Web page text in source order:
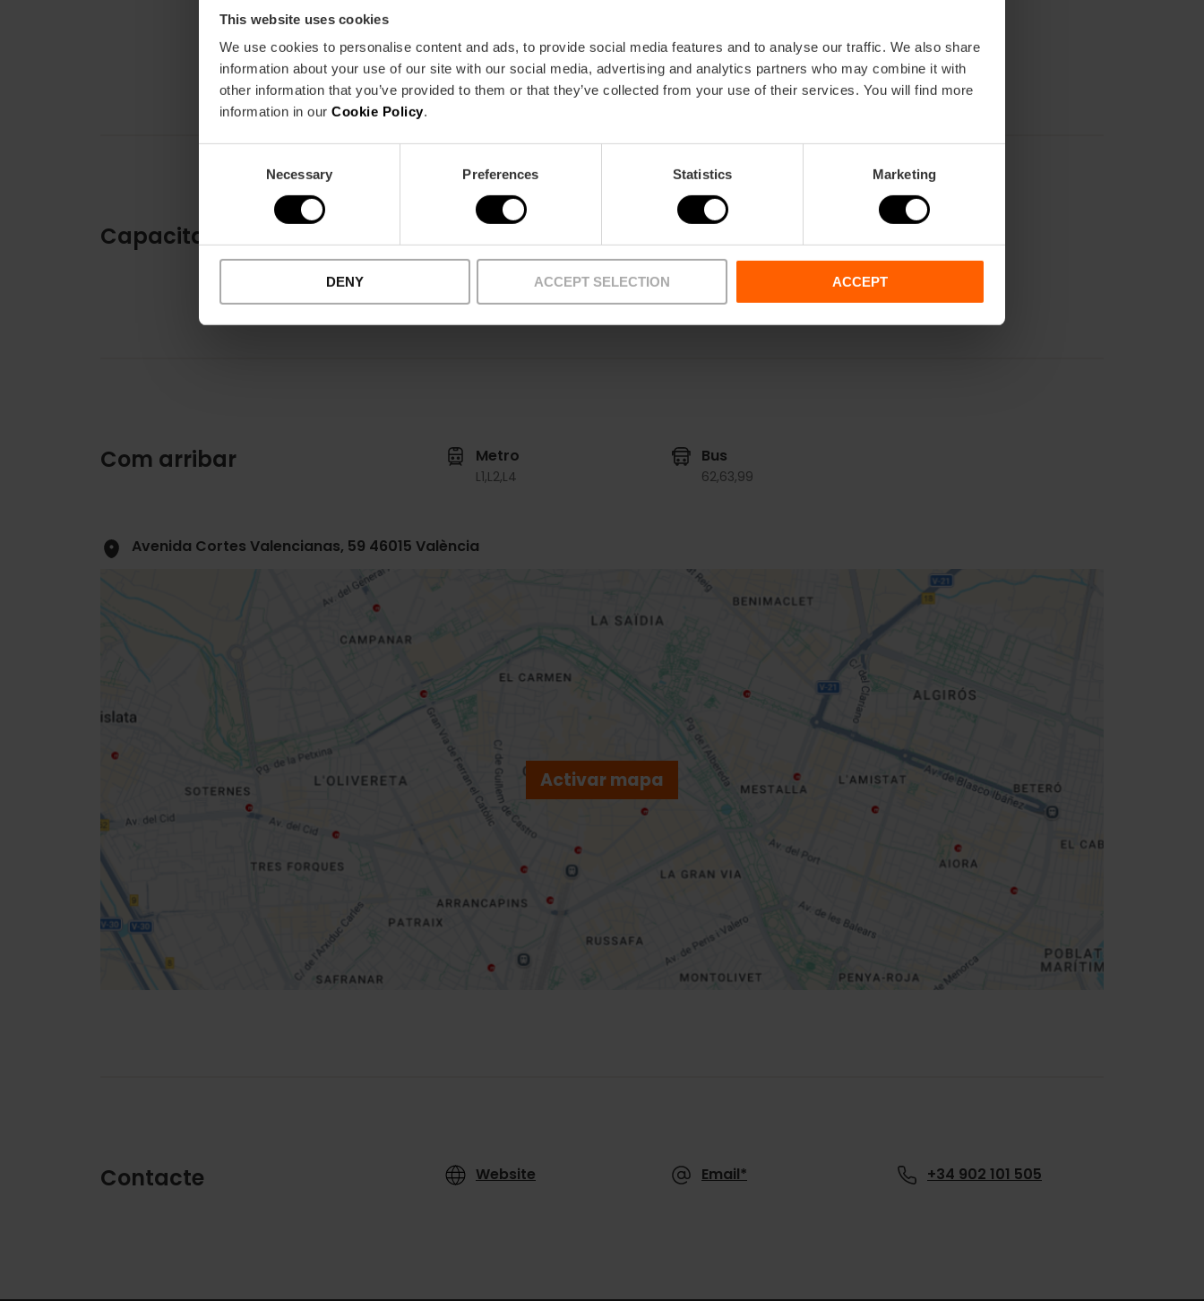
This website uses cookies
We use cookies to personalise content and ads, to provide social media features and to analyse our traffic. We also share
information about your use of our site with our social media, advertising and analytics partners who may combine it with
other information that you’ve provided to them or that they’ve collected from your use of their services. You will find more
information in our Cookie Policy.
Necessary Preferences Statistics Marketing
DENY ACCEPT SELECTION ACCEPT
Capacitat
Com arribar Metro
L1,L2,L4
Bus
62,63,99
Avenida Cortes Valencianas, 59 46015 València
Activar mapa
Direccions
sidebar
Contacte Website Email* +34 902 101 505